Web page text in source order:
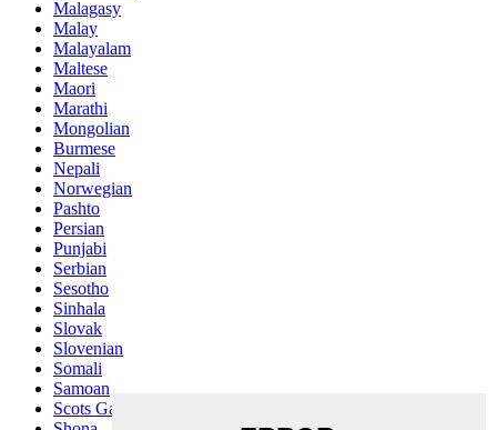
Malagasy
Malay
Malayalam
Maltese
Maori
Marathi
Mongolian
Burmese
Nepali
Norwegian
Pashto
Persian
Punjabi
Serbian
Sesotho
Sinhala
Slovak
Slovenian
Somali
Samoan
Scots Gaelic